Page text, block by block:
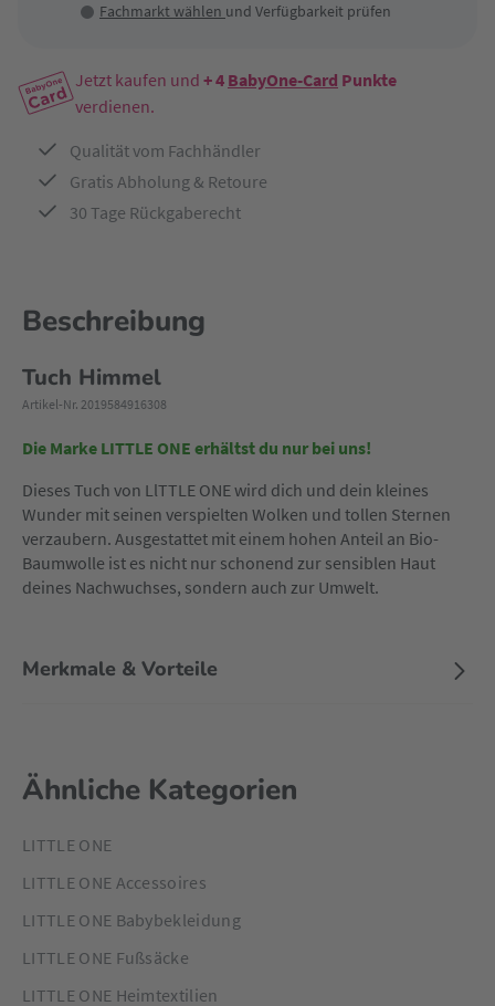
Fachmarkt wählen und Verfügbarkeit prüfen
Jetzt kaufen und + 4 BabyOne-Card Punkte
verdienen.
Qualität vom Fachhändler
Gratis Abholung & Retoure
30 Tage Rückgaberecht
Beschreibung
Tuch Himmel
Artikel-Nr. 2019584916308
Die Marke LITTLE ONE erhältst du nur bei uns!
Dieses Tuch von LlTTLE ONE wird dich und dein kleines
Wunder mit seinen verspielten Wolken und tollen Sternen
verzaubern. Ausgestattet mit einem hohen Anteil an Bio-
Baumwolle ist es nicht nur schonend zur sensiblen Haut
deines Nachwuchses, sondern auch zur Umwelt.
Merkmale & Vorteile
Ähnliche Kategorien
LITTLE ONE
LITTLE ONE Accessoires
LITTLE ONE Babybekleidung
LITTLE ONE Fußsäcke
LITTLE ONE Heimtextilien